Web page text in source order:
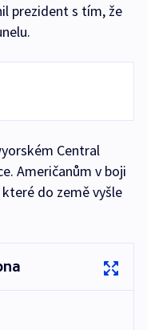
prezident s tím, že
Central
Američanům v boji
do země vyšle